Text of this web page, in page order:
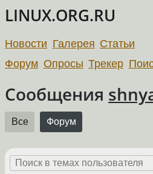
LINUX.ORG.RU
Новости Галерея Статьи
Форум Опросы Трекер
Сообщения
Все Форум